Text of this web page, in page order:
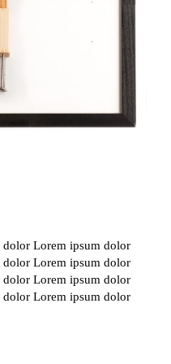
Lorem ipsum dolor
Lorem ipsum dolor
Lorem ipsum dolor
Lorem ipsum dolor